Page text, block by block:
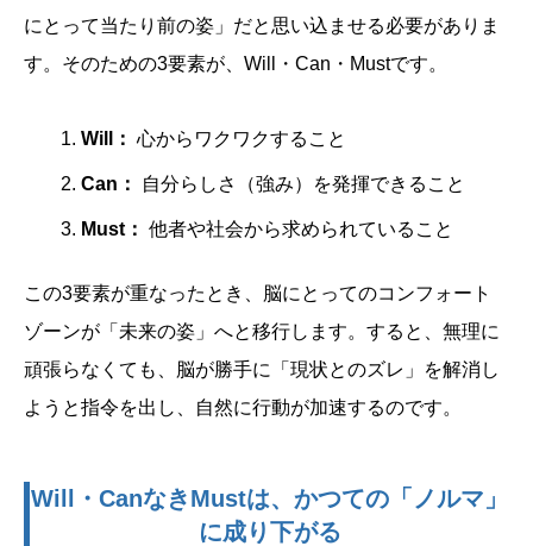
にとって当たり前の姿」だと思い込ませる必要がありま
す。そのための3要素が、Will・Can・Mustです。
Will： 心からワクワクすること
Can： 自分らしさ（強み）を発揮できること
Must： 他者や社会から求められていること
この3要素が重なったとき、脳にとってのコンフォート
ゾーンが「未来の姿」へと移行します。すると、無理に
頑張らなくても、脳が勝手に「現状とのズレ」を解消し
ようと指令を出し、自然に行動が加速するのです。
Will・CanなきMustは、かつての「ノルマ」
に成り下がる